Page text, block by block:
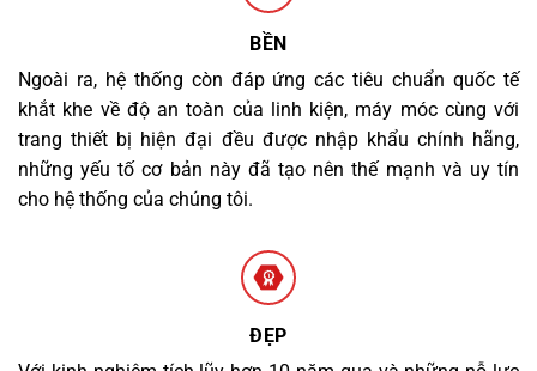
BỀN
Ngoài ra, hệ thống còn đáp ứng các tiêu chuẩn quốc tế
khắt khe về độ an toàn của linh kiện, máy móc cùng với
trang thiết bị hiện đại đều được nhập khẩu chính hãng,
những yếu tố cơ bản này đã tạo nên thế mạnh và uy tín
cho hệ thống của chúng tôi.
ĐẸP